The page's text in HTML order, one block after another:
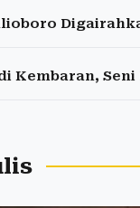
Kembaran,